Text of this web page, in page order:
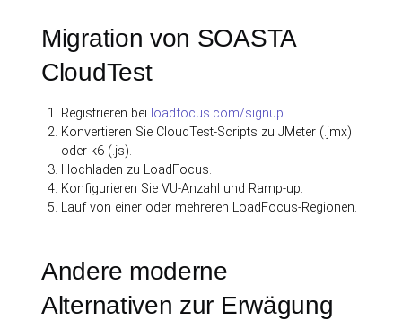
Migration von SOASTA
CloudTest
Registrieren bei loadfocus.com/signup.
Konvertieren Sie CloudTest-Scripts zu JMeter (.jmx)
oder k6 (.js).
Hochladen zu LoadFocus.
Konfigurieren Sie VU-Anzahl und Ramp-up.
Lauf von einer oder mehreren LoadFocus-Regionen.
Andere moderne
Alternativen zur Erwägung